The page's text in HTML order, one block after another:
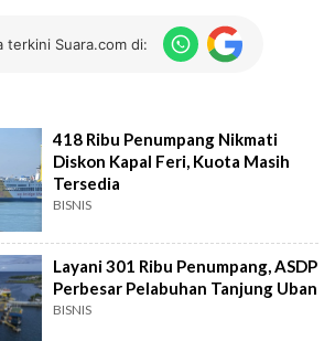
terkini Suara.com di:
418 Ribu Penumpang Nikmati
Diskon Kapal Feri, Kuota Masih
Tersedia
BISNIS
Layani 301 Ribu Penumpang, ASDP
Perbesar Pelabuhan Tanjung Uban
BISNIS